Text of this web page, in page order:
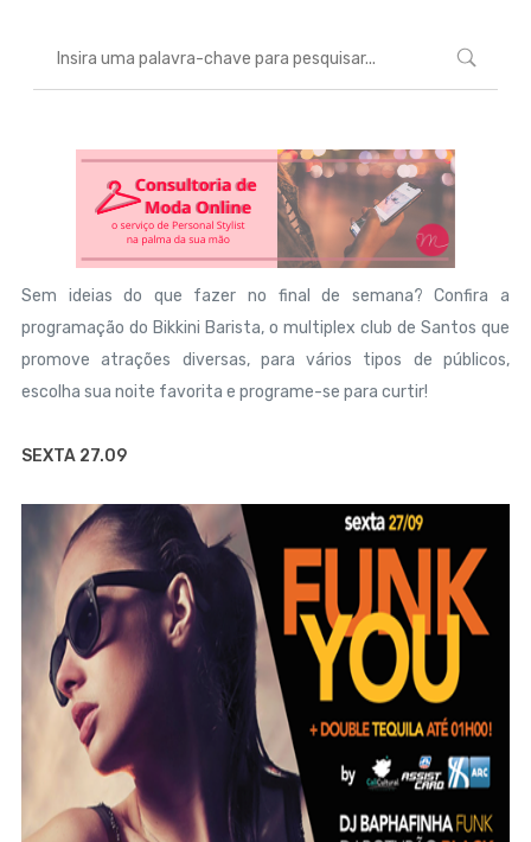
Sem ideias do que fazer no final de semana? Confira a
programação do Bikkini Barista, o multiplex club de Santos que
promove atrações diversas, para vários tipos de públicos,
escolha sua noite favorita e programe-se para curtir!
SEXTA 27.09